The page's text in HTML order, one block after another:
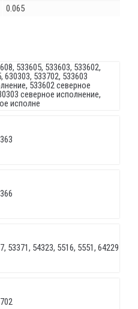
0.065
533605, 533603, 533602,
630303, 533702, 533603
533602 северное
северное исполнение,
исполне
53371, 54323, 5516, 5551, 64229